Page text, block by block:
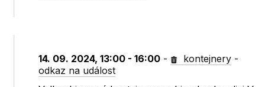
14. 09. 2024, 13:00 - 16:00 - kontejnery -
odkaz na událost